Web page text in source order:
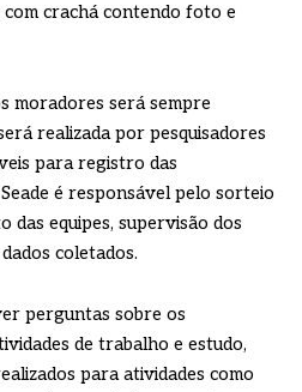
crachá contendo foto e
moradores será sempre
realizada por pesquisadores
para registro das
é responsável pelo sorteio
das equipes, supervisão dos
coletados.
perguntas sobre os
de trabalho e estudo,
para atividades como